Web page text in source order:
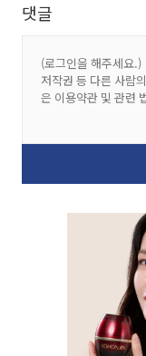
댓글